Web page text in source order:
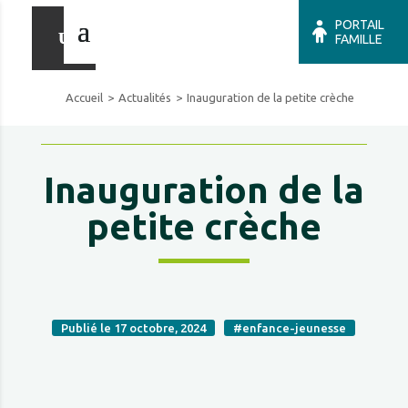
PORTAIL
FAMILLE
Accueil Actualités Inauguration de la petite crèche
Inauguration de la
petite crèche
Publié le 17 octobre, 2024 #enfance-jeunesse